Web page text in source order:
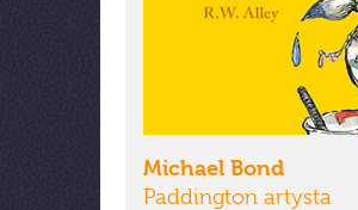
Michael Bond
Paddington artysta